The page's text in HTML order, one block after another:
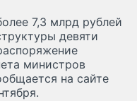
7,3 млрд рублей
девяти
министров
на сайте